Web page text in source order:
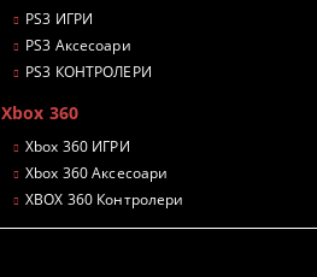
PS3 ИГРИ
PS3 Аксесоари
PS3 КОНТРОЛЕРИ
Xbox 360
Xbox 360 ИГРИ
Xbox 360 Аксесоари
XBOX 360 Контролери